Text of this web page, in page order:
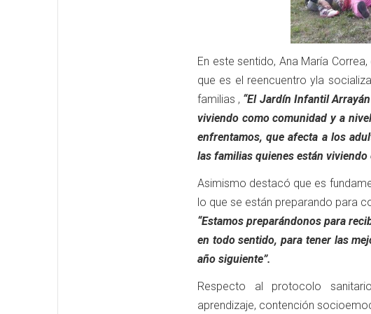
En este sentido, Ana María
que es el reencuentro yla
familias , “El Jardín Infantil
viviendo como comunidad y a
enfrentamos, que afecta a los
las familias quienes están viviendo
Asimismo destacó que es
lo que se están preparando para
“Estamos preparándonos para
en todo sentido, para tener las
año siguiente”.
Respecto al protocolo
aprendizaje, contención